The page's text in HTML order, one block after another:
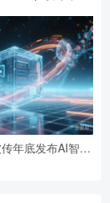
年底发布AI智能
步操作与自主学